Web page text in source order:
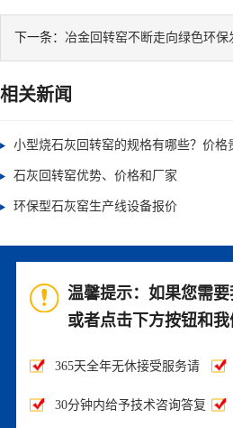
下一条： 冶金回转窑不断走向绿色环保
相关新闻
小型烧石灰回转窑的规格有哪些？价格
石灰回转窑优势、价格和厂家
环保型石灰窑生产线设备报价
温馨提示：如果您需
或者点击下方按钮和我
365天全年无休接受服务请
30分钟内给予技术咨询答复